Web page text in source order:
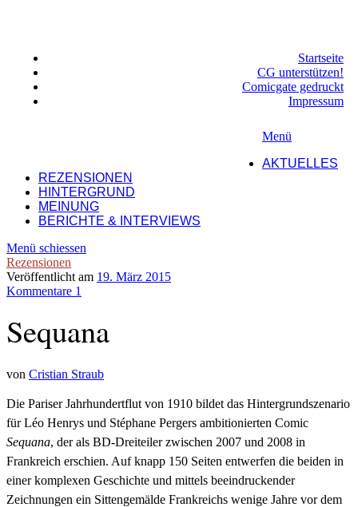
Startseite
CG unterstützen!
Comicgate gedruckt
Impressum
Menü
AKTUELLES
REZENSIONEN
HINTERGRUND
MEINUNG
BERICHTE & INTERVIEWS
Menü schiessen
Rezensionen
Veröffentlicht am 19. März 2015
Kommentare 1
Sequana
von Cristian Straub
Die Pariser Jahrhundertflut von 1910 bildet das Hintergrundszenario
für Léo Henrys und Stéphane Pergers ambitionierten Comic
Sequana, der als BD-Dreiteiler zwischen 2007 und 2008 in
Frankreich erschien. Auf knapp 150 Seiten entwerfen die beiden in
einer komplexen Geschichte und mittels beeindruckender
Zeichnungen ein Sittengemälde Frankreichs wenige Jahre vor dem